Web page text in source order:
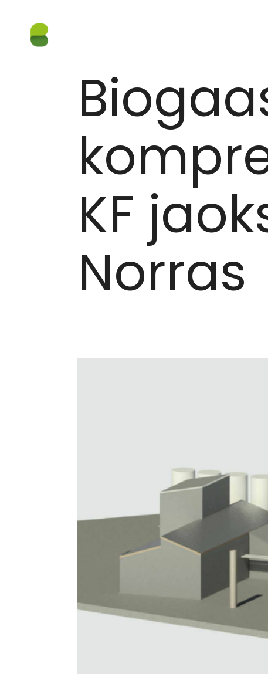
BIOGAASI HOIDLA JA KOMPRESSORJAAM
KF
Norras